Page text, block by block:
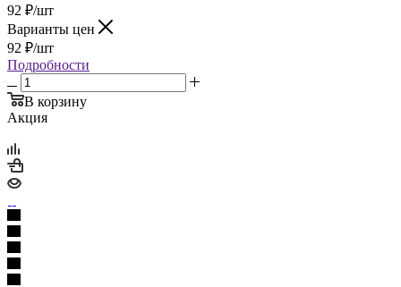
92 ₽/шт
Варианты цен
92 ₽/шт
Подробности
В корзину
Акция